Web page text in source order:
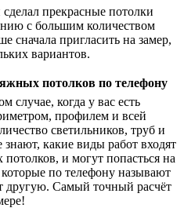
прекрасные потолки
с большим количеством
сначала пригласить на замер,
вариантов.
потолков по телефону
случае, когда у вас есть
профилем и всей
светильников, труб и
какие виды работ входят
и могут попасться на
по телефону называют
другую. Самый точный расчёт